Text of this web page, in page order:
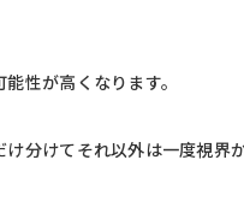
性が高くなります。
分けてそれ以外は一度視界